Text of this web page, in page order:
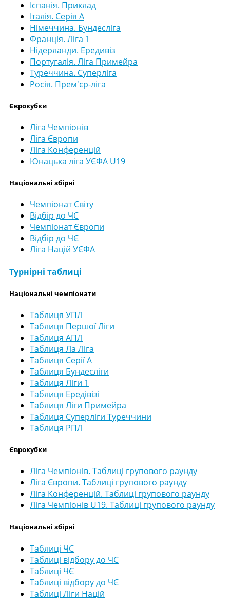
Іспанія. Приклад
Італія. Серія А
Німеччина. Бундесліга
Франція. Ліга 1
Нідерланди. Ередивіз
Португалія. Ліга Примейра
Туреччина. Суперліга
Росія. Прем'єр-ліга
Єврокубки
Ліга Чемпіонів
Ліга Європи
Ліга Конференцій
Юнацька ліга УЄФА U19
Національні збірні
Чемпіонат Світу
Відбір до ЧС
Чемпіонат Європи
Відбір до ЧЄ
Ліга Націй УЄФА
Турнірні таблиці
Національні чемпіонати
Таблиця УПЛ
Таблиця Першої Ліги
Таблиця АПЛ
Таблиця Ла Ліга
Таблиця Серії А
Таблиця Бундесліги
Таблиця Ліги 1
Таблиця Ередівізі
Таблиця Ліги Примейра
Таблиця Суперліги Туреччини
Таблиця РПЛ
Єврокубки
Ліга Чемпіонів. Таблиці групового раунду
Ліга Європи. Таблиці групового раунду
Ліга Конференцій. Таблиці групового раунду
Ліга Чемпіонів U19. Таблиці групового раунду
Національні збірні
Таблиці ЧС
Таблиці відбору до ЧС
Таблиці ЧЄ
Таблиці відбору до ЧЄ
Таблиці Ліги Націй